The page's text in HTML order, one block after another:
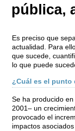
pública,
Es preciso que
actualidad. Para
que sucede,
lo que puede
¿Cuál es el punto
Se ha producido
2001– un
provocado el
impactos